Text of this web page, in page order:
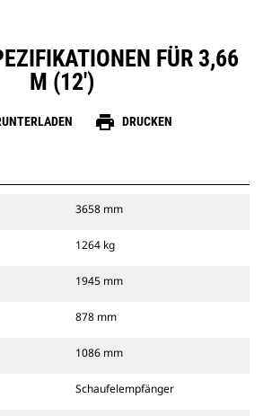
FÜR 3,66
M (12')
print DRUCKEN
3658 mm
1264 kg
1945 mm
878 mm
1086 mm
Schaufelempfänger